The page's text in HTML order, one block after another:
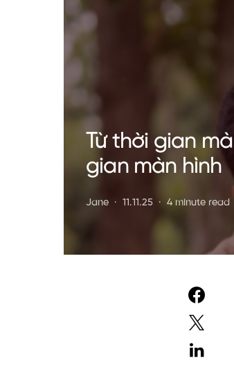
Từ thời gian
gian màn hình
Jane 11.11.25 4 minute read